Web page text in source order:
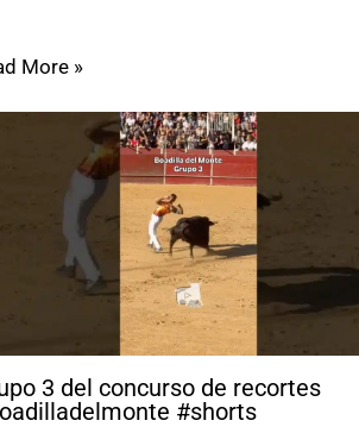
More »
3 del concurso de recortes
#shorts